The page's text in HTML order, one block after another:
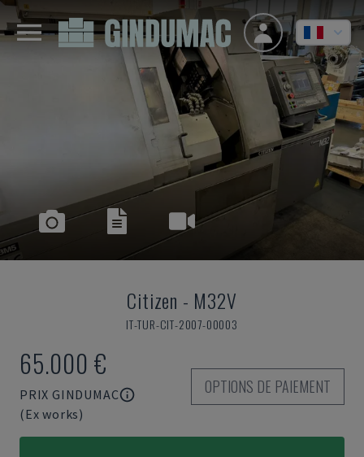
Citizen - M32V
IT-TUR-CIT-2007-00003
65.000 €
PRIX GINDUMAC
(Ex works)
OPTIONS DE PAIEMENT